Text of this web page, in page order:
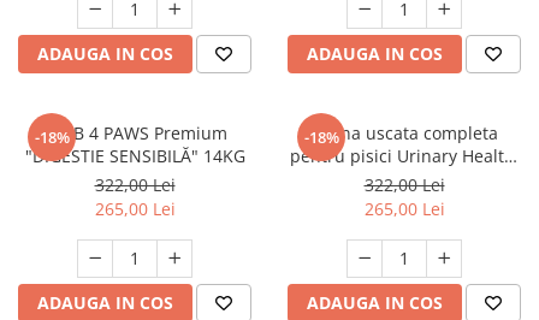
ADAUGA IN COS ADAUGA IN COS
-18%
CLUB 4 PAWS Premium
"DIGESTIE SENSIBILĂ" 14KG
322,00 Lei
265,00 Lei
ADAUGA IN COS
-18%
Hrana uscata completa
pentru pisici Urinary Health,
Premium, Club 4 Paws, 14 kg
322,00 Lei
265,00 Lei
ADAUGA IN COS